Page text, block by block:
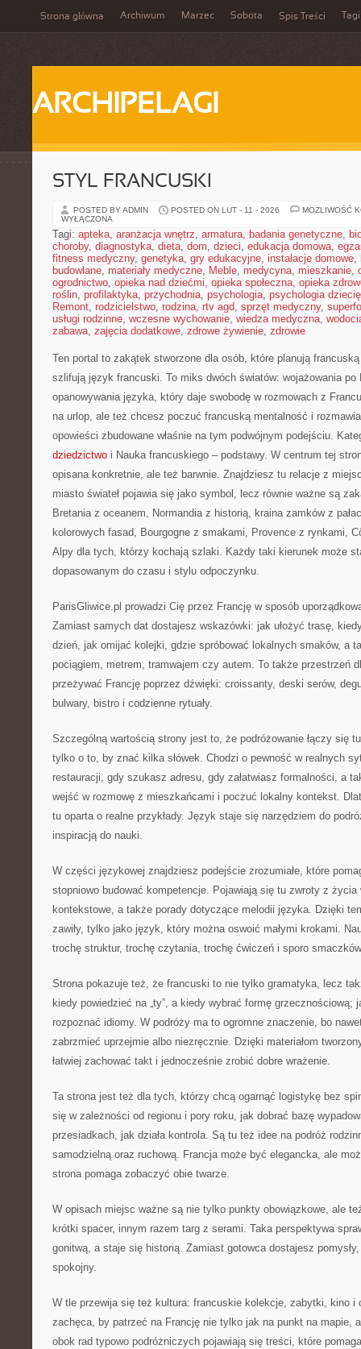
Strona główna Archiwum Marzec Sobota Spis Treści Tagi
ARCHIPELAGI
STYL FRANCUSKI
POSTED BY ADMIN POSTED ON LUT - 11 - 2026
MOŻLIWOŚĆ
WYŁĄCZONA
Tagi: apteka, aranżacja wnętrz, armatura, badania genetyczne,
choroby, diagnostyka, dieta, dom, dzieci, edukacja domowa,
fitness medyczny, genetyka, gry edukacyjne, instalacje domowe,
budowlane, materiały medyczne, Meble, medycyna, mieszkanie,
ogrodnictwo, opieka nad dziećmi, opieka społeczna, opieka
roślin, profilaktyka, przychodnia, psychologia, psychologia
Remont, rodzicielstwo, rodzina, rtv agd, sprzęt medyczny,
usługi rodzinne, wczesne wychowanie, wiedza medyczna,
zabawa, zajęcia dodatkowe, zdrowe żywienie, zdrowie
Ten portal to zakątek stworzone dla osób, które planują
szlifują język francuski. To miks dwóch światów: wojażowania po
opanowywania języka, który daje swobodę w rozmowach z
na urlop, ale też chcesz poczuć francuską mentalność i
opowieści zbudowane właśnie na tym podwójnym podejściu.
dziedzictwo i Nauka francuskiego – podstawy. W centrum tej
opisana konkretnie, ale też barwnie. Znajdziesz tu relacje z
miasto świateł pojawia się jako symbol, lecz równie ważne są
Bretania z oceanem, Normandia z historią, kraina zamków z
kolorowych fasad, Bourgogne z smakami, Provence z rynkami,
Alpy dla tych, którzy kochają szlaki. Każdy taki kierunek może
dopasowanym do czasu i stylu odpoczynku.
ParisGliwice.pl prowadzi Cię przez Francję w sposób
Zamiast samych dat dostajesz wskazówki: jak ułożyć trasę,
dzień, jak omijać kolejki, gdzie spróbować lokalnych smaków, a
pociągiem, metrem, tramwajem czy autem. To także przestrzeń
przeżywać Francję poprzez dźwięki: croissanty, deski serów,
bulwary, bistro i codzienne rytuały.
Szczególną wartością strony jest to, że podróżowanie łączy się
tylko o to, by znać kilka słówek. Chodzi o pewność w realnych
restauracji, gdy szukasz adresu, gdy załatwiasz formalności, a
wejść w rozmowę z mieszkańcami i poczuć lokalny kontekst.
tu oparta o realne przykłady. Język staje się narzędziem do
inspiracją do nauki.
W części językowej znajdziesz podejście zrozumiałe, które
stopniowo budować kompetencje. Pojawiają się tu zwroty z życia
kontekstowe, a także porady dotyczące melodii języka. Dzięki
zawiły, tylko jako język, który można oswoić małymi krokami.
trochę struktur, trochę czytania, trochę ćwiczeń i sporo
Strona pokazuje też, że francuski to nie tylko gramatyka, lecz
kiedy powiedzieć na „ty”, a kiedy wybrać formę grzecznościową;
rozpoznać idiomy. W podróży ma to ogromne znaczenie, bo
zabrzmieć uprzejmie albo niezręcznie. Dzięki materiałom
łatwiej zachować takt i jednocześnie zrobić dobre wrażenie.
Ta strona jest też dla tych, którzy chcą ogarnąć logistykę bez
się w zależności od regionu i pory roku, jak dobrać bazę
przesiadkach, jak działa kontrola. Są tu też idee na podróż
samodzielną oraz ruchową. Francja może być elegancka, ale
strona pomaga zobaczyć obie twarze.
W opisach miejsc ważne są nie tylko punkty obowiązkowe, ale
krótki spacer, innym razem targ z serami. Taka perspektywa
gonitwą, a staje się historią. Zamiast gotowca dostajesz
spokojny.
W tle przewija się też kultura: francuskie kolekcje, zabytki, kino i
zachęca, by patrzeć na Francję nie tylko jak na punkt na mapie,
obok rad typowo podróżniczych pojawiają się treści, które